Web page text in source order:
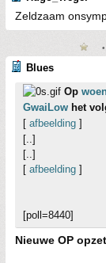
Zeldzaam
Blues
Op
GwaiLow het
[ afbeelding ]
[..]
[..]
[ afbeelding ]
[poll=8440]
Nieuwe OP